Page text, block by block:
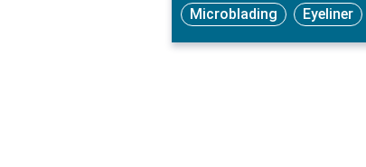
Microblading Eyeliner